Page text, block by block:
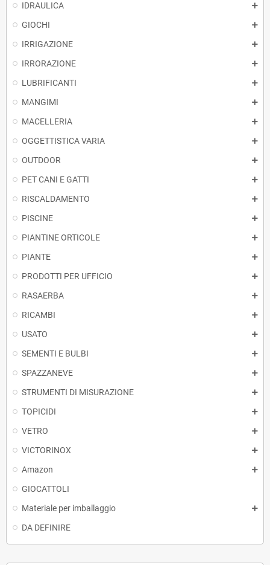
IDRAULICA
GIOCHI
IRRIGAZIONE
IRRORAZIONE
LUBRIFICANTI
MANGIMI
MACELLERIA
OGGETTISTICA VARIA
OUTDOOR
PET CANI E GATTI
RISCALDAMENTO
PISCINE
PIANTINE ORTICOLE
PIANTE
PRODOTTI PER UFFICIO
RASAERBA
RICAMBI
USATO
SEMENTI E BULBI
SPAZZANEVE
STRUMENTI DI MISURAZIONE
TOPICIDI
VETRO
VICTORINOX
Amazon
GIOCATTOLI
Materiale per imballaggio
DA DEFINIRE